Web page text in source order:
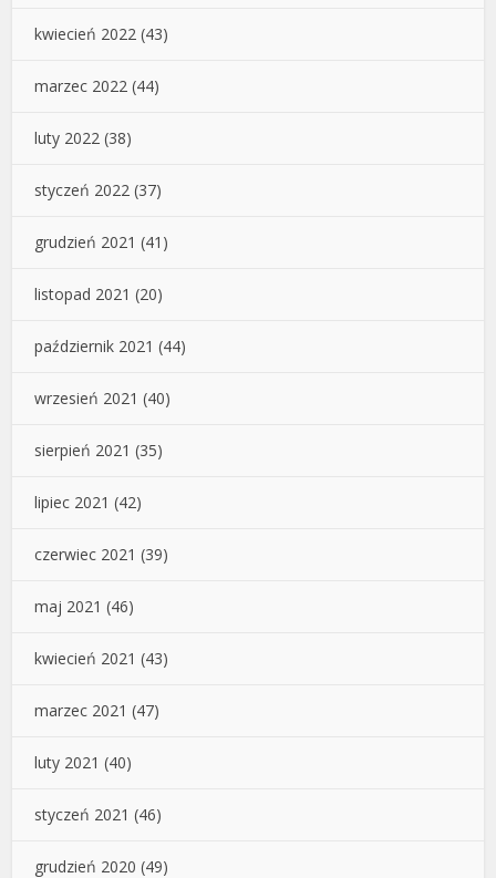
kwiecień 2022 (43)
marzec 2022 (44)
luty 2022 (38)
styczeń 2022 (37)
grudzień 2021 (41)
listopad 2021 (20)
październik 2021 (44)
wrzesień 2021 (40)
sierpień 2021 (35)
lipiec 2021 (42)
czerwiec 2021 (39)
maj 2021 (46)
kwiecień 2021 (43)
marzec 2021 (47)
luty 2021 (40)
styczeń 2021 (46)
grudzień 2020 (49)